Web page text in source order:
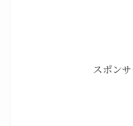
スポン